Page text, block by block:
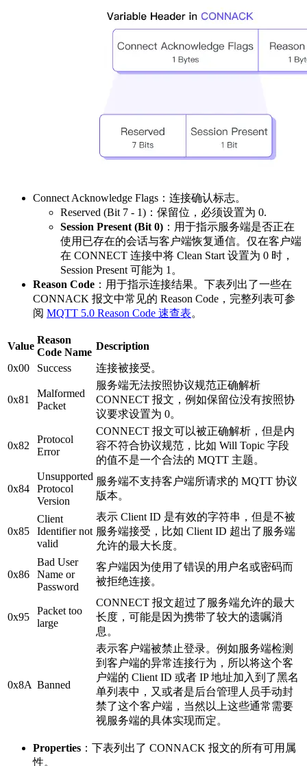
Connect Acknowledge Flags：连接确认标志。
Reserved (Bit 7 - 1)：保留位，必须设置为 0.
Session Present (Bit 0) ：用于指示服务端是否正在
使用已存在的会话与客户端恢复通信。仅在客户端
在 CONNECT 连接中将 Clean Start 设置为 0 时，
Session Present 可能为 1。
Reason Code ：用于指示连接结果。下表列出了一些在
CONNACK 报文中常见的 Reason Code，完整列表可参
阅 MQTT 5.0 Reason Code 速查表。
Value
Reason
Code Name
Description
0x00
Success 连接被接受。
0x81
Malformed
Packet
服务端无法按照协议规范正确解析
CONNECT 报文，例如保留位没有按照协
议要求设置为 0。
0x82
Protocol
Error
CONNECT 报文可以被正确解析，但是内
容不符合协议规范，比如 Will Topic 字段
的值不是一个合法的 MQTT 主题。
0x84
Unsupported
Protocol
Version
服务端不支持客户端所请求的 MQTT 协议
版本。
0x85
Client
Identifier not
valid
表示 Client ID 是有效的字符串，但是不被
服务端接受，比如 Client ID 超出了服务端
允许的最大长度。
0x86
Bad User
Name or
Password
客户端因为使用了错误的用户名或密码而
被拒绝连接。
0x95
Packet too
large
CONNECT 报文超过了服务端允许的最大
长度，可能是因为携带了较大的遗嘱消
息。
0x8A Banned
表示客户端被禁止登录。例如服务端检测
到客户端的异常连接行为，所以将这个客
户端的 Client ID 或者 IP 地址加入到了黑名
单列表中，又或者是后台管理人员手动封
禁了这个客户端，当然以上这些通常需要
视服务端的具体实现而定。
Properties ：下表列出了 CONNACK 报文的所有可用属
性。